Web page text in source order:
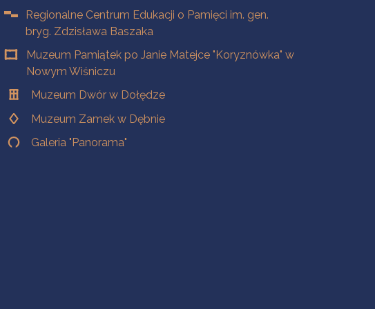
Regionalne Centrum Edukacji o Pamięci im. gen.
bryg. Zdzisława Baszaka
Muzeum Pamiątek po Janie Matejce "Koryznówka" w
Nowym Wiśniczu
Muzeum Dwór w Dołędze
Muzeum Zamek w Dębnie
Galeria "Panorama"